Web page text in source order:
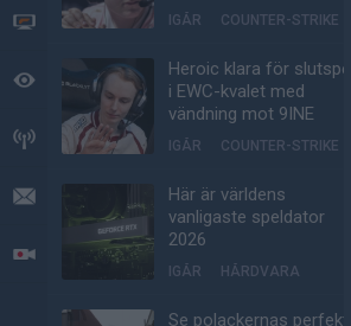
VIDEO
BEVAKAT
HÄNDELSER
LIVESÄNDNINGAR
IGÅR COUNTER-STRIKE
Heroic klara för slutspel
i EWC-kvalet med
vändning mot 9INE
IGÅR COUNTER-STRIKE
Här är världens
vanligaste speldator
2026
IGÅR HÅRDVARA
Se polackernas perfekta